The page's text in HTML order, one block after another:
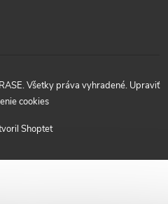
Shoptet
. Všetky práva vyhradené. Upraviť
cookies